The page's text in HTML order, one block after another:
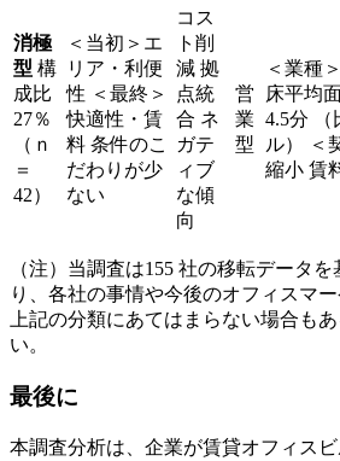
消極
型 構
成比
27％
（ｎ
＝
42）
＜当初＞エ
リア・利便
性 ＜最終＞
快適性・賃
料 条件のこ
だわりが少
ない
コス
ト削
減 拠
点統
合 ネ
ガテ
ィブ
な傾
向
営
業
型
＜業種
床平均
4.5分 （
ル） ＜
縮小 賃
（注）当調査は155 社の移転データ
り、各社の事情や今後のオフィスマ
上記の分類にあてはまらない場合も
い。
最後に
本調査分析は、企業が賃貸オフィス